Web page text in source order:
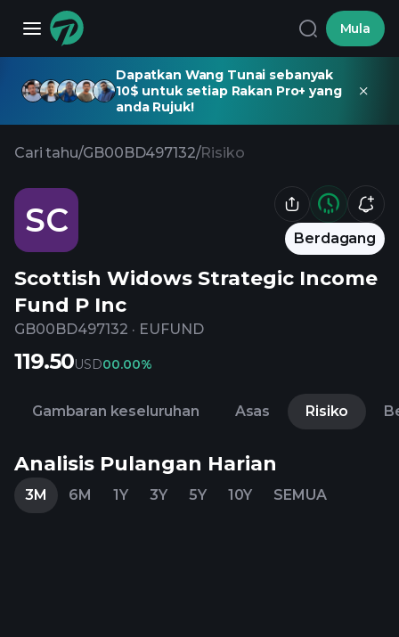
Mula
Dapatkan Wang Tunai sebanyak
10$ untuk setiap Rakan Pro+ yang
anda Rujuk!
Cari tahu/GB00BD497132/Risiko
SC Berdagang
Scottish Widows Strategic Income
Fund P Inc
GB00BD497132 · EUFUND
119.50USD00.00%
Gambaran keseluruhan Asas Risiko
Analisis Pulangan Harian
3M 6M 1Y 3Y 5Y 10Y SEMUA